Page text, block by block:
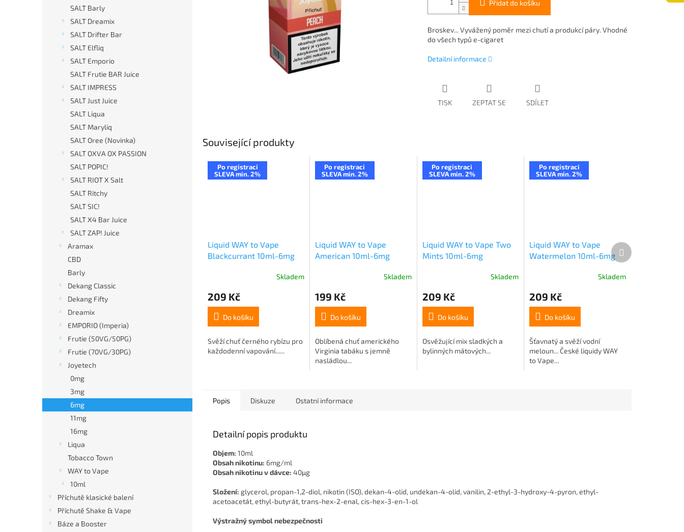
SALT Barly
SALT Dreamix
SALT Drifter Bar
SALT Elfliq
SALT Emporio
SALT Frutie BAR Juice
SALT IMPRESS
SALT Just Juice
SALT Liqua
SALT Maryliq
SALT Oree (Novinka)
SALT OXVA OX PASSION
SALT POPIC!
SALT RIOT X Salt
SALT Ritchy
SALT SIC!
SALT X4 Bar Juice
SALT ZAP! Juice
Aramax
CBD
Barly
Dekang Classic
Dekang Fifty
Dreamix
EMPORIO (Imperia)
Frutie (50VG/50PG)
Frutie (70VG/30PG)
Joyetech
0mg
3mg
6mg
11mg
16mg
Liqua
Tobacco Town
WAY to Vape
10ml
Příchutě klasické balení
Příchutě Shake & Vape
Báze a Booster
Přidat do košíku
Broskev... Vyvážený poměr mezi chutí a produkcí páry. Vhodné
do všech typů e-cigaret
Detailní informace
TISK ZEPTAT SE SDÍLET
Související produkty
Po registraci
SLEVA min. 2%
Liquid WAY to Vape
Blackcurrant 10ml-6mg
Skladem
209 Kč
Do košíku
Svěží chuť černého rybízu pro
každodenní vapování......
Po registraci
SLEVA min. 2%
Liquid WAY to Vape
American 10ml-6mg
Skladem
199 Kč
Do košíku
Oblíbená chuť amerického
Virginia tabáku s jemně
nasládlou...
Po registraci
SLEVA min. 2%
Liquid WAY to Vape Two
Mints 10ml-6mg
Skladem
209 Kč
Do košíku
Osvěžující mix sladkých a
bylinných mátových...
Po registraci
SLEVA min. 2%
Liquid WAY to Vape
Watermelon 10ml-6mg
Skladem
209 Kč
Do košíku
Šťavnatý a svěží vodní
meloun... České liquidy WAY
to Vape...
Další
produkt
Popis Diskuze Ostatní informace
Detailní popis produktu
Objem: 10ml
Obsah nikotinu: 6mg/ml
Obsah nikotinu v dávce: 40μg
Složení: glycerol, propan-1,2-diol, nikotin (ISO), dekan-4-olid, undekan-4-olid, vanilin, 2-ethyl-3-hydroxy-4-pyron, ethyl-
acetoacetát, ethyl-butyrát, trans-hex-2-enal, cis-hex-3-en-1-ol
Výstražný symbol nebezpečnosti